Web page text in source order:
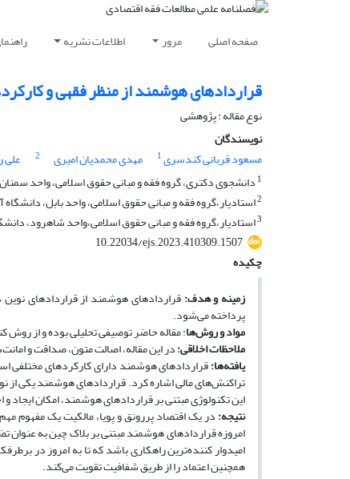
صفحه اصلی مرور اطلاعات نشریه
قراردادهای هوشمند از منظر فقهی و
نوع مقاله : پژوهشی
نویسندگان
مسعود قربانی کندسری1 مهدی محمدیان امیری 2 علی
1 دانشجوی دکتری، گروه فقه و مبانی حقوق اسلامی، واحد
2استادیار،گروه فقه و مبانی حقوق اسلامی، واحد بابل، دانشگاه
3استادیار،گروه فقه و مبانی حقوق اسلامی،واحد شاهرود،
10.22034/ejs.2023.410309.1507
چکیده
زمینه و هدف:قراردادهای هوشمند از قراردادهای
پرداخته می‌شود.
مواد و روش‌ها: مقاله حاضر توصیفی تحلیلی بوده و از روش
ملاحظات اخلاقی:در این مقاله، اصالت متون، صداقت و
یافته‌ها:قراردادهای هوشمند دارای کارکردهای مختلفی
تراکنش‌های مالی اشاره کرد. قراردادهای هوشمند یکی از
این تکنولوژی مبتنی بر قراردادهای هوشمند، امکان ایجاد
نتیجه‌:در یک اقتصاد پررونق و پویا، مالکیت یک مفهوم
امروزه قراردادهای هوشمند مبتنی بر بلاک ‌چین به
امیدوار کننده‌ترین راهکاری باشد که تا به امروز در
هم­چنین اعتماد را از طریق شفافیت تقویت می‌کند.